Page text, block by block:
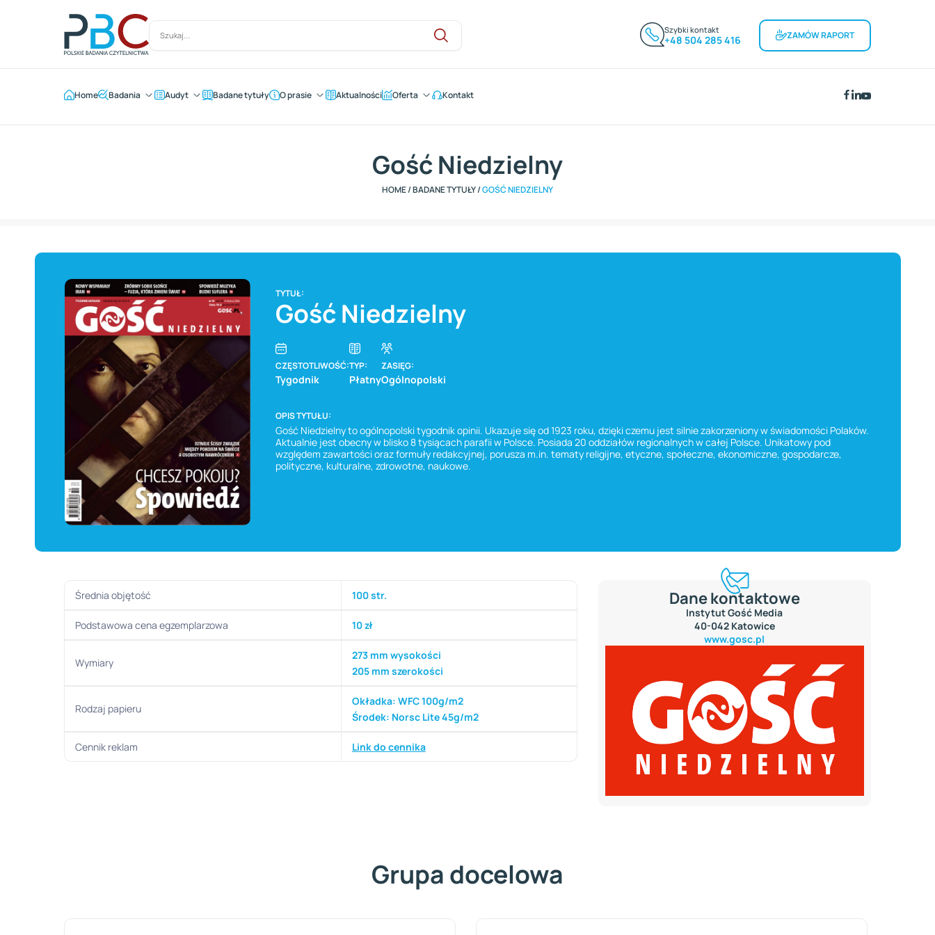
Szybki kontakt
+48 504 285 416 ZAMÓW RAPORT
Home Badania Audyt Badane tytuły O prasie Aktualności Oferta Kontakt
Gość Niedzielny
HOME/BADANE TYTUŁY/GOŚĆ NIEDZIELNY
TYTUŁ:
Gość Niedzielny
CZĘSTOTLIWOŚĆ:
Tygodnik
TYP:
Płatny
ZASIĘG:
Ogólnopolski
OPIS TYTUŁU:
Gość Niedzielny to ogólnopolski tygodnik opinii. Ukazuje się od 1923 roku, dzięki czemu jest silnie zakorzeniony w świadomości Polaków.
Aktualnie jest obecny w blisko 8 tysiącach parafii w Polsce. Posiada 20 oddziałów regionalnych w całej Polsce. Unikatowy pod
względem zawartości oraz formuły redakcyjnej, porusza m.in. tematy religijne, etyczne, społeczne, ekonomiczne, gospodarcze,
polityczne, kulturalne, zdrowotne, naukowe.
Średnia objętość 100 str.
Podstawowa cena egzemplarzowa 10 zł
Wymiary
273 mm wysokości
205 mm szerokości
Rodzaj papieru
Okładka: WFC 100g/m2
Środek: Norsc Lite 45g/m2
Cennik reklam Link do cennika
Dane kontaktowe
Instytut Gość Media
40-042 Katowice
www.gosc.pl
Grupa docelowa